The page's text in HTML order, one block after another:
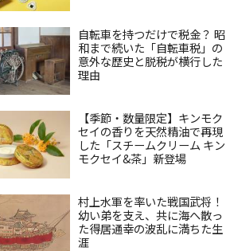
自転車を持つだけで税金？ 昭
和まで続いた「自転車税」の
意外な歴史と脱税が横行した
理由
【季節・数量限定】キンモク
セイの香りを天然精油で再現
した「スチームクリーム キン
モクセイ&茶」新登場
村上水軍を率いた戦国武将！
幼い弟を支え、共に海へ散っ
た得居通幸の波乱に満ちた生
涯